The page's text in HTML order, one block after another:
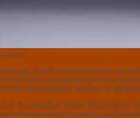
åndedræt og den hylende vind
Siri Paulsen som dramaturgisk
verdenspolitiske situation, så må
en co-produktion mellem Dansehallerne,
fortsætte turnéen i Grønland og på